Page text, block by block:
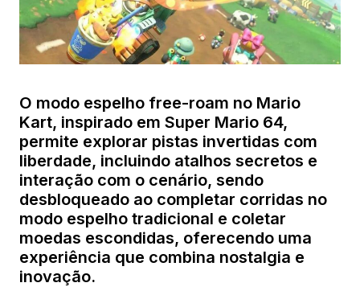
O modo espelho free-roam no Mario
Kart, inspirado em Super Mario 64,
permite explorar pistas invertidas com
liberdade, incluindo atalhos secretos e
interação com o cenário, sendo
desbloqueado ao completar corridas no
modo espelho tradicional e coletar
moedas escondidas, oferecendo uma
experiência que combina nostalgia e
inovação.